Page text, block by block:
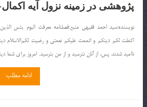
پژوهشی در زمینه نزول آیه
نويسنده:سید احمد فقیهی منبع:فصلنامه معرفت الیوم یئس
ناامید شدند. پس، از آنان نترسید و از من بترسید. امروز برای شما
ادامه مطلب